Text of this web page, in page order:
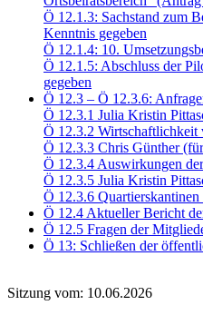
Ö 12.1.3: Sachstand zum
Kenntnis gegeben
Ö 12.1.4: 10.
Ö 12.1.5: Abschluss der
gegeben
Ö 12.3 – Ö 12.3.6:
Ö 12.3.1 Julia Kristin
Ö 12.3.2 Wirtschaftlichkeit
Ö 12.3.3 Chris Günther
Ö 12.3.4 Auswirkungen
Ö 12.3.5 Julia Kristin
Ö 12.3.6
Ö 12.4 Aktueller Bericht
Ö 12.5 Fragen der
Ö 13: Schließen der
Sitzung vom: 10.06.2026